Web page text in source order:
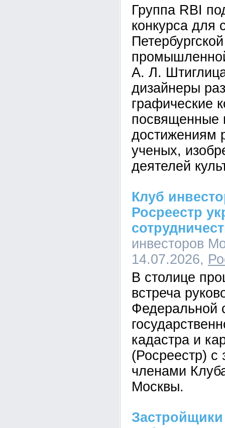
Группа RBI
конкурса для
А. Л.
дизайнеры
графические
достижениям
ученых,
деятелей
Клуб
Росреестр
инвесторов
14.07.2026,
В столице
встреча
Федеральной
кадастра и
(Росреестр) с
членами
Москвы.